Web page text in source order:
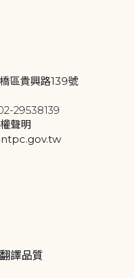
區貴興路139號
29538139
聲明
譯品質